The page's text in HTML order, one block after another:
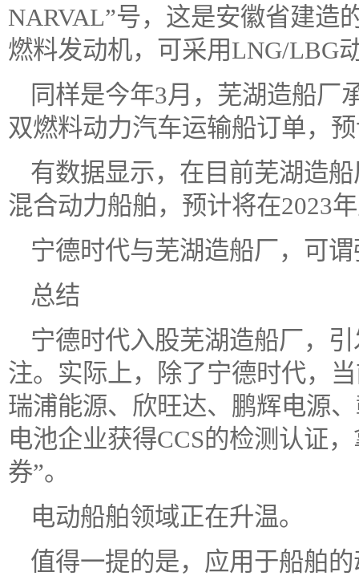
NARVAL”号，这是安徽省建造
燃料发动机，可采用LNG/LBG
同样是今年3月，芜湖造船厂
双燃料动力汽车运输船订单，
有数据显示，在目前芜湖造
混合动力船舶，预计将在2023
宁德时代与芜湖造船厂，可
总结
宁德时代入股芜湖造船厂，
注。实际上，除了宁德时代，
瑞浦能源、欣旺达、鹏辉电源
电池企业获得CCS的检测认证
券”。
电动船舶领域正在升温。
值得一提的是，应用于船舶